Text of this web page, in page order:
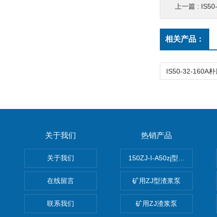
上一篇 :
相关产品：
关于我们
关于我们
在线留言
联系我们
热销产品
150ZJ-I-A50zj型渣浆泵
矿用ZJ型渣浆泵
矿用ZJ渣浆泵